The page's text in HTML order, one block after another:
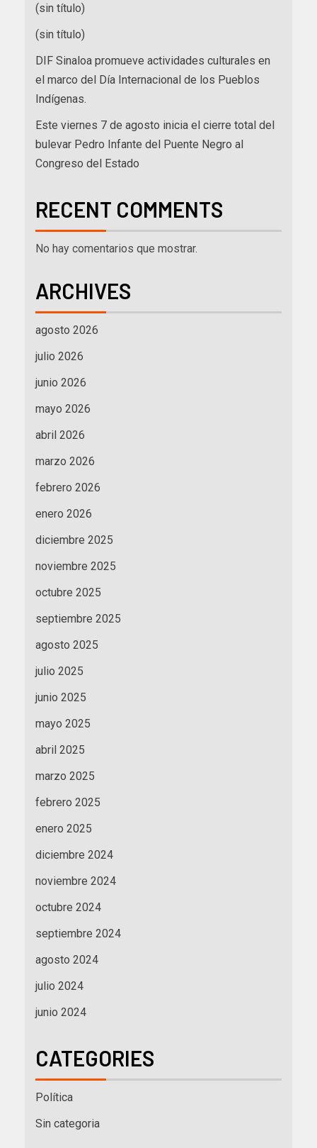
(sin título)
(sin título)
DIF Sinaloa promueve actividades culturales en
el marco del Día Internacional de los Pueblos
Indígenas.
Este viernes 7 de agosto inicia el cierre total del
bulevar Pedro Infante del Puente Negro al
Congreso del Estado
RECENT COMMENTS
No hay comentarios que mostrar.
ARCHIVES
agosto 2026
julio 2026
junio 2026
mayo 2026
abril 2026
marzo 2026
febrero 2026
enero 2026
diciembre 2025
noviembre 2025
octubre 2025
septiembre 2025
agosto 2025
julio 2025
junio 2025
mayo 2025
abril 2025
marzo 2025
febrero 2025
enero 2025
diciembre 2024
noviembre 2024
octubre 2024
septiembre 2024
agosto 2024
julio 2024
junio 2024
CATEGORIES
Política
Sin categoria